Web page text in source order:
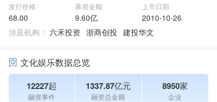
发行价格
68.00
募资金额
9.60亿
上市日期
2010-10-26
涉及机构： 六禾投资 浙商创投 建投华文
文化娱乐数据总览
12227起
融资事件
1337.87亿元
融资总金额
8950家
企业